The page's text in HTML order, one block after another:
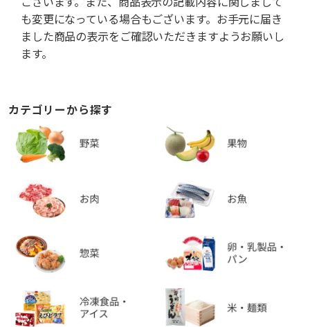
も変更になっている場合もございます。お手元に届き
ました商品の表示をご確認いただきますようお願いし
ます。
カテゴリーから探す